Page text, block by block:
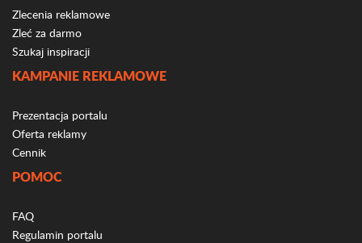
Zlecenia reklamowe
Zleć za darmo
Szukaj inspiracji
KAMPANIE REKLAMOWE
Prezentacja portalu
Oferta reklamy
Cennik
POMOC
FAQ
Regulamin portalu